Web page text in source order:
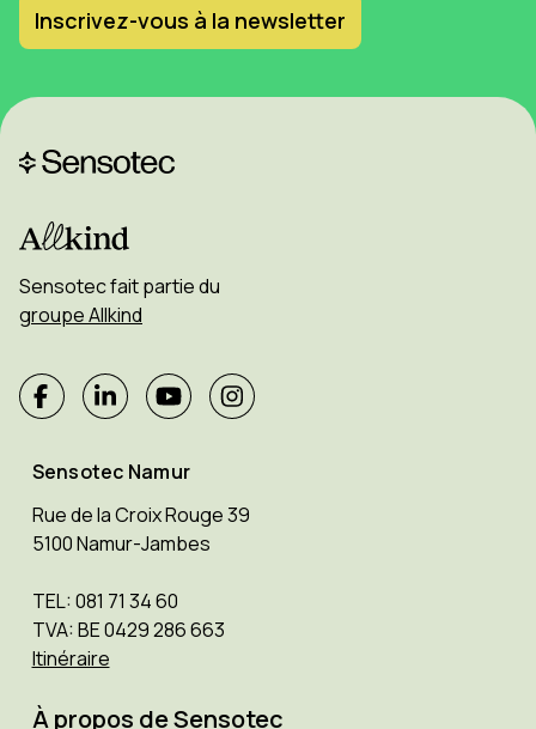
Inscrivez-vous à la newsletter
Sensotec fait partie du
groupe Allkind
Sensotec Namur
Rue de la Croix Rouge 39
5100 Namur-Jambes
TEL: 081 71 34 60
TVA: BE 0429 286 663
Itinéraire
À propos de Sensotec